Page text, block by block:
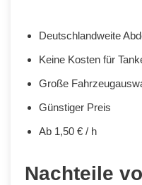
Deutschlandweite
Keine Kosten für
Große
Günstiger Preis
Ab 1,50 € / h
Nachteile